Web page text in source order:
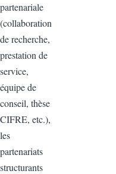
partenariale
(collaboration
de recherche,
prestation de
service,
équipe de
conseil, thèse
CIFRE, etc.),
les
partenariats
structurants